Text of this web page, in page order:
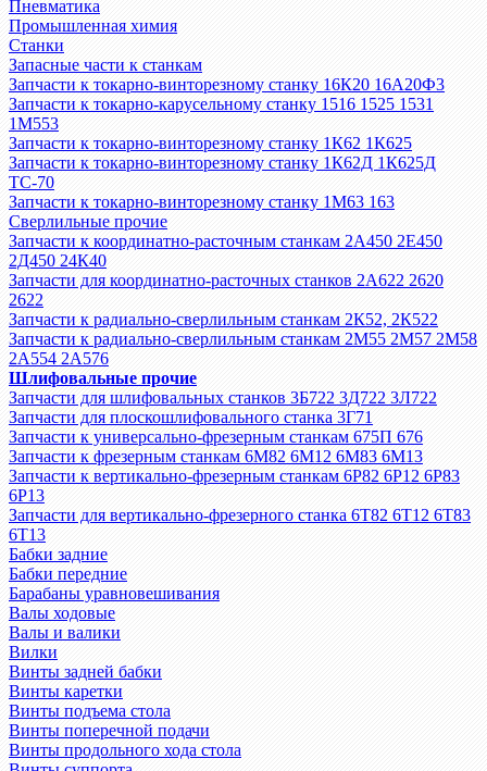
Пневматика
Промышленная химия
Станки
Запасные части к станкам
Запчасти к токарно-винторезному станку 16К20 16А20Ф3
Запчасти к токарно-карусельному станку 1516 1525 1531
1М553
Запчасти к токарно-винторезному станку 1К62 1К625
Запчасти к токарно-винторезному станку 1К62Д 1К625Д
ТС-70
Запчасти к токарно-винторезному станку 1М63 163
Сверлильные прочие
Запчасти к координатно-расточным станкам 2А450 2Е450
2Д450 24К40
Запчасти для координатно-расточных станков 2А622 2620
2622
Запчасти к радиально-сверлильным станкам 2К52, 2К522
Запчасти к радиально-сверлильным станкам 2М55 2М57 2М58
2А554 2А576
Шлифовальные прочие
Запчасти для шлифовальных станков 3Б722 3Д722 3Л722
Запчасти для плоскошлифовального станка 3Г71
Запчасти к универсально-фрезерным станкам 675П 676
Запчасти к фрезерным станкам 6М82 6М12 6М83 6М13
Запчасти к вертикально-фрезерным станкам 6Р82 6Р12 6Р83
6Р13
Запчасти для вертикально-фрезерного станка 6Т82 6Т12 6Т83
6Т13
Бабки задние
Бабки передние
Барабаны уравновешивания
Валы ходовые
Валы и валики
Вилки
Винты задней бабки
Винты каретки
Винты подъема стола
Винты поперечной подачи
Винты продольного хода стола